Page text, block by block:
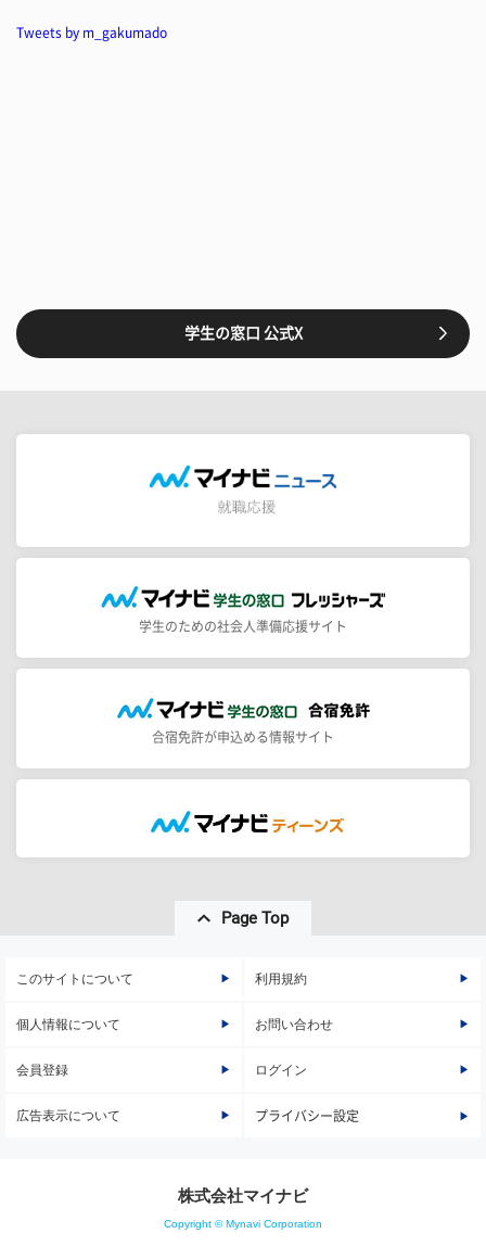
Tweets by m_gakumado
学生の窓口 公式X
学生のための社会人準備応援サイト
合宿免許が申込める情報サイト
Page Top
このサイトについて 利用規約
個人情報について お問い合わせ
会員登録 ログイン
広告表示について プライバシー設定
株式会社マイナビ
Copyright © Mynavi Corporation